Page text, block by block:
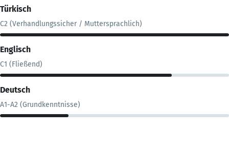
Türkisch
C2 (Verhandlungssicher / Muttersprachlich)
Englisch
C1 (Fließend)
Deutsch
A1-A2 (Grundkenntnisse)